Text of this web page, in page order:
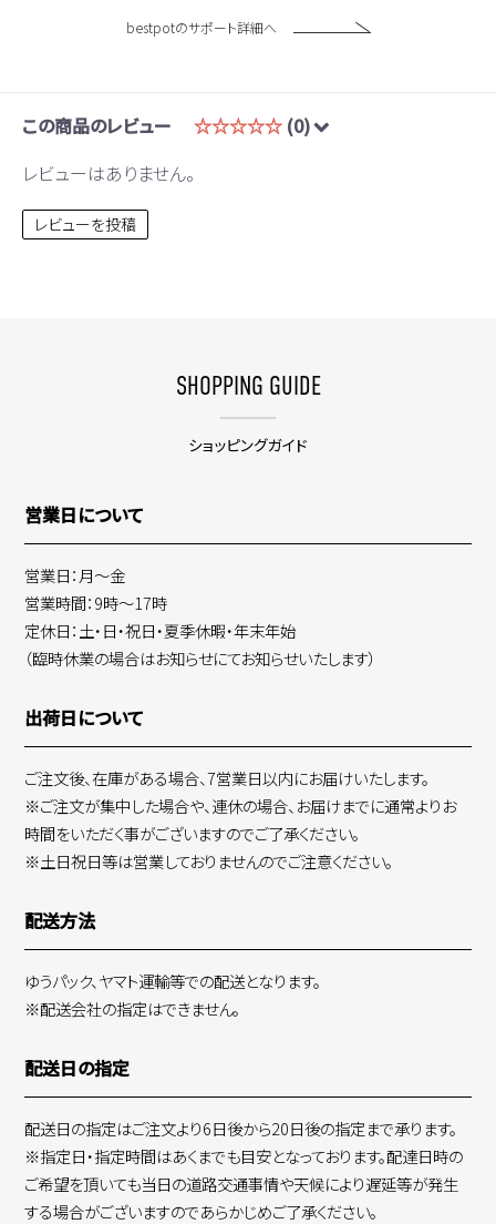
bestpotのサポート詳細へ
この商品のレビュー ☆☆☆☆☆ (0)
レビューはありません。
レビューを投稿
SHOPPING GUIDE
ショッピングガイド
営業日について
営業日：月～金
営業時間：9時～17時
定休日：土・日・祝日・夏季休暇・年末年始
（臨時休業の場合はお知らせにてお知らせいたします）
出荷日について
ご注文後、在庫がある場合、7営業日以内にお届けいたします。
※ご注文が集中した場合や、連休の場合、お届けまでに通常よりお
時間をいただく事がございますのでご了承ください。
※土日祝日等は営業しておりませんのでご注意ください。
配送方法
ゆうパック、ヤマト運輸等での配送となります。
※配送会社の指定はできません。
配送日の指定
配送日の指定はご注文より6日後から20日後の指定まで承ります。
※指定日・指定時間はあくまでも目安となっております。配達日時の
ご希望を頂いても当日の道路交通事情や天候により遅延等が発生
する場合がございますのであらかじめご了承ください。